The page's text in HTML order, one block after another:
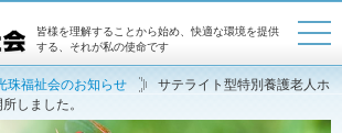
皆様を理解することから始め、快適な環境を提供
する、それが私の使命です
法人概要
珠福祉会のお知らせ
サテライト型特別養護老人ホ
しました。